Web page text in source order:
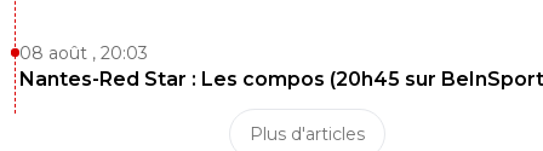
dijaya
regarde les reponses a ton com et tu sauras
on en est arrivé la ...
08 août , 20:03
Nantes-Red Star : Les compos (20h45 sur
Plus d'articles